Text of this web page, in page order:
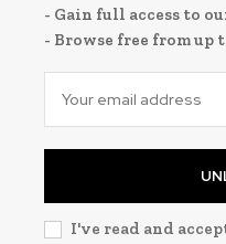
- Gain full access to
- Browse free from up
I've read and